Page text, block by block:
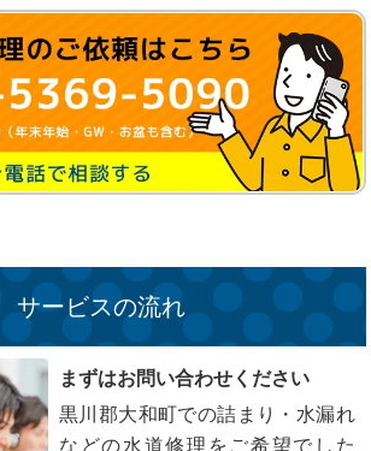
サービスの流れ
まずはお問い合わせください
黒川郡大和町での詰まり・水漏れ
などの水道修理をご希望でした